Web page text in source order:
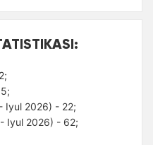
Iyul 2026) - 22;
Iyul 2026) - 62;